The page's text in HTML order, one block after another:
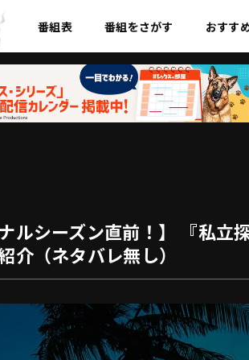
番組表 番組をさがす おすす
ナルシーズン直前！】 『私
介（ネタバレ無し）